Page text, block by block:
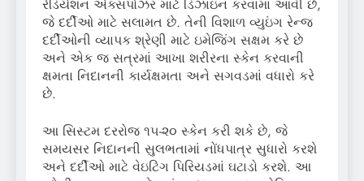
રેડિયેશન એક્સપોઝર માટે ડિઝાઇન કરવામાં આવી છે,
જે દર્દીઓ માટે સલામત છે. તેની વિશાળ વ્યુઇંગ રેન્જ
દર્દીઓની વ્યાપક શ્રેણી માટે ઇમેજિંગ સક્ષમ કરે છે
અને એક જ સત્રમાં આખા શરીરના સ્કેન કરવાની
ક્ષમતા નિદાનની કાર્યક્ષમતા અને સગવડમાં વધારો કરે
છે.
આ સિસ્ટમ દરરોજ ૧૫-૨૦ સ્કેન કરી શકે છે, જે
સમયસર નિદાનની સુલભતામાં નોંધપાત્ર સુધારો કરશે
અને દર્દીઓ માટે વેઇટિંગ પિરિયડમાં ઘટાડો કરશે. આ